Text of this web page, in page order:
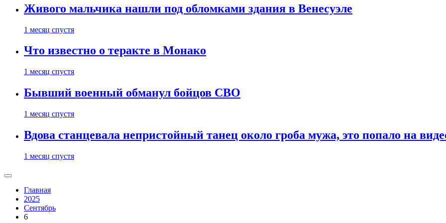
Живого мальчика нашли под обломками здания в Венесуэле
1 месяц спустя
Что известно о теракте в Монако
1 месяц спустя
Бывший военный обманул бойцов СВО
1 месяц спустя
Вдова станцевала непристойный танец около гроба мужа, это попало на
1 месяц спустя
Главная
2025
Сентябрь
6